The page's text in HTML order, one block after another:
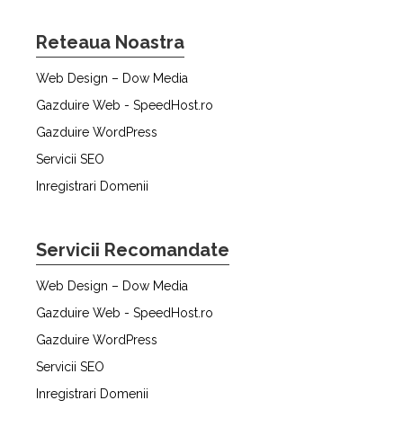
Reteaua Noastra
Web Design – Dow Media
Gazduire Web - SpeedHost.ro
Gazduire WordPress
Servicii SEO
Inregistrari Domenii
Servicii Recomandate
Web Design – Dow Media
Gazduire Web - SpeedHost.ro
Gazduire WordPress
Servicii SEO
Inregistrari Domenii